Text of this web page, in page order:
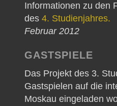
Informationen zu den
des 4. Studienjahres.
Februar 2012
GASTSPIELE
Das Projekt des 3.
Gastspielen auf die
Moskau eingeladen